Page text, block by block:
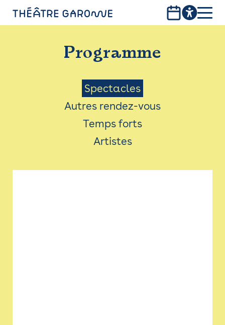
PROGRAMME
INFOS PRATIQUES
AVEC LES PUBLICS
ACCESSIBILITÉ
LES PRODUCTIONS
Programme
Menu
Saison
Spectacles
Autres rendez-vous
Temps forts
Artistes